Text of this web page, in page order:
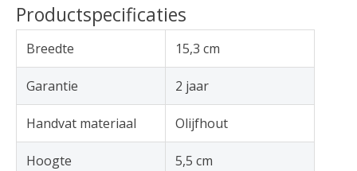
Productspecificaties
Breedte 15,3 cm
Garantie 2 jaar
Handvat materiaal Olijfhout
Hoogte 5,5 cm